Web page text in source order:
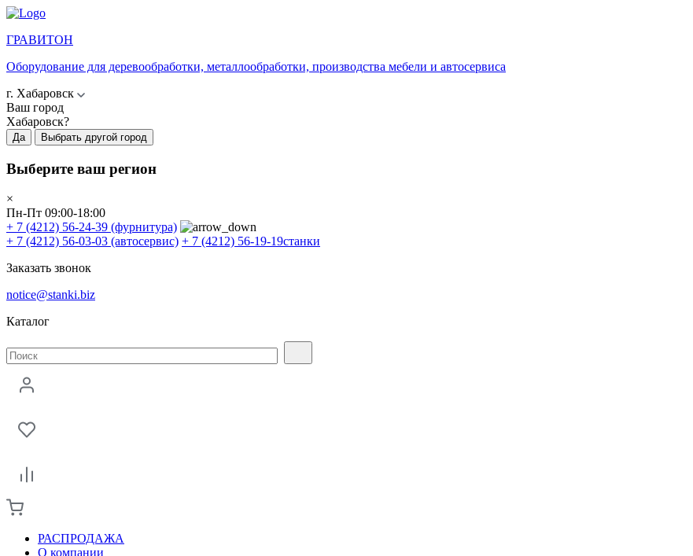
ГРАВИТОН
Оборудование для деревообработки, металлообработки, производства мебели и автосервиса
г. Хабаровск
Ваш город
Хабаровск?
Да Выбрать другой город
Выберите ваш регион
×
Пн-Пт 09:00-18:00
+ 7 (4212) 56-24-39 (фурнитура)
+ 7 (4212) 56-03-03 (автосервис) + 7 (4212) 56-19-19станки
Заказать звонок
notice@stanki.biz
Каталог
РАСПРОДАЖА
О компании